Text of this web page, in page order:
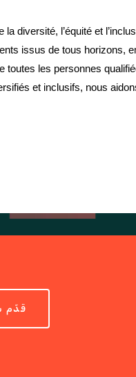
diversité, l’équité et
issus de tous horizons,
toutes les personnes
et inclusifs, nous
قدّم